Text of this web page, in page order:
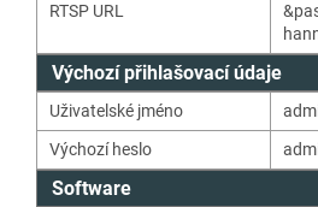
RTSP URL
Výchozí přihlašovací údaje
Uživatelské jméno
Výchozí heslo
Software